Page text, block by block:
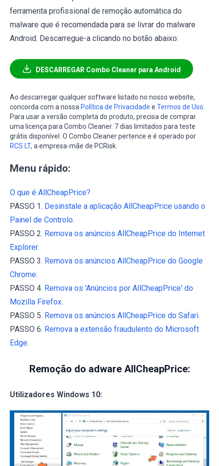
ferramenta profissional de remoção automática do
malware que é recomendada para se livrar do malware
Android. Descarregue-a clicando no botão abaixo:
DESCARREGAR Combo Cleaner para Android
Ao descarregar qualquer software listado no nosso website,
concorda com a nossa Política de Privacidade e Termos de Uso
Para usar a versão completa do produto, precisa de comprar
uma licença para Combo Cleaner. 7 dias limitados para teste
grátis disponível. O Combo Cleaner pertence e é operado por
RCS LT, a empresa-mãe de PCRisk.
Menu rápido:
O que é AllCheapPrice?
PASSO 1. Desinstale a aplicação AllCheapPrice usando o
Painel de Controlo.
PASSO 2. Remova os anúncios AllCheapPrice do Internet
Explorer.
PASSO 3. Remova os anúncios AllCheapPrice do Google
Chrome.
PASSO 4. Remova os 'Anúncios por AllCheapPrice' do
Mozilla Firefox.
PASSO 5. Remova os anúncios AllCheapPrice do Safari.
PASSO 6. Remova a extensão fraudulento do Microsoft
Edge.
Remoção do adware AllCheapPrice:
Utilizadores Windows 10: